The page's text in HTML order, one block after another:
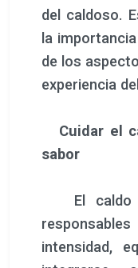
del caldoso.
la
de los
experiencia
Cuidar el
sabor
El caldo
intensidad,